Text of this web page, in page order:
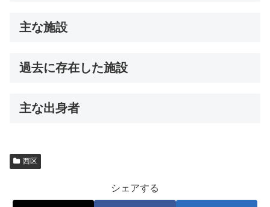
主な施設
過去に存在した施設
主な出身者
西区
シェアする